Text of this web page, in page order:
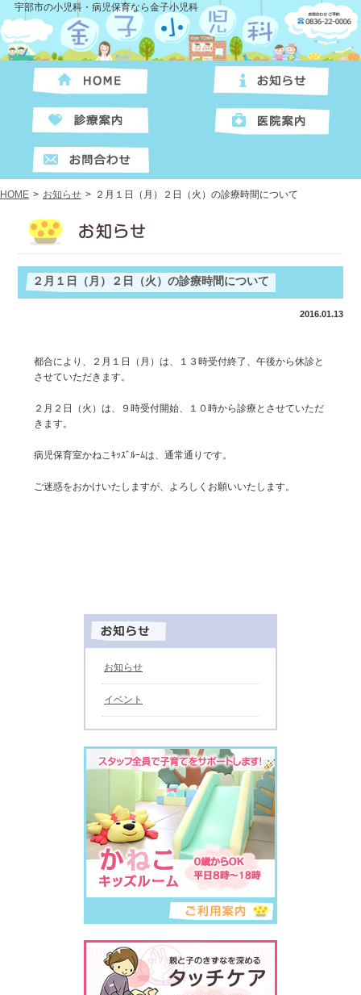
宇部市の小児科・病児保育なら金子小児科
HOME > お知らせ > ２月１日（月）２日（火）の診療時間について
２月１日（月）２日（火）の診療時間について
2016.01.13
都合により、２月１日（月）は、１３時受付終了、午後から休診と
させていただきます。
２月２日（火）は、９時受付開始、１０時から診療とさせていただ
きます。
病児保育室かねこｷｯｽﾞﾙｰﾑは、通常通りです。
ご迷惑をおかけいたしますが、よろしくお願いいたします。
お知らせ
イベント